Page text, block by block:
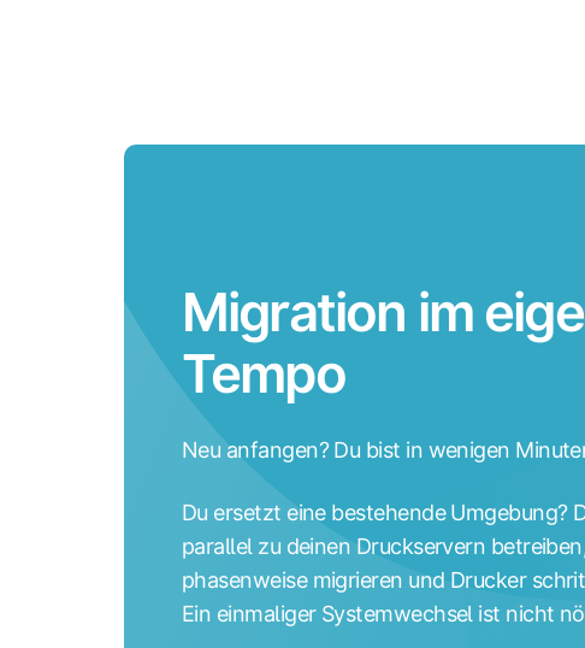
Migration im
Tempo
Neu anfangen? Du bist in wenigen
Du ersetzt eine bestehende Umgebung?
parallel zu deinen Druckservern
phasenweise migrieren und Drucker
Ein einmaliger Systemwechsel ist nicht